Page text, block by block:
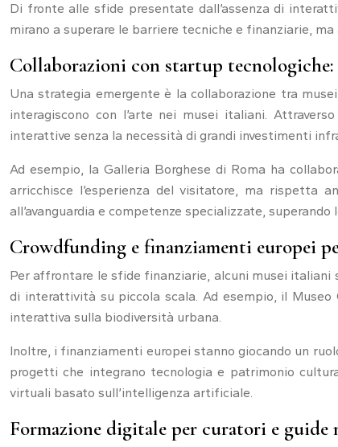
Di fronte alle sfide presentate dall’assenza di
mirano a superare le barriere tecniche e finanziarie,
Collaborazioni con startup tecnologiche:
Una strategia emergente è la collaborazione tra
interagiscono con l’arte nei musei italiani.
interattive senza la necessità di grandi investimenti
Ad esempio, la Galleria Borghese di Roma ha
arricchisce l’esperienza del visitatore, ma rispetta
all’avanguardia e competenze specializzate,
Crowdfunding e finanziamenti europei
Per affrontare le sfide finanziarie, alcuni musei
di interattività su piccola scala. Ad esempio, il Museo
interattiva sulla biodiversità urbana.
Inoltre, i finanziamenti europei stanno giocando un
progetti che integrano tecnologia e patrimonio
virtuali basato sull’intelligenza artificiale.
Formazione digitale per curatori e guide